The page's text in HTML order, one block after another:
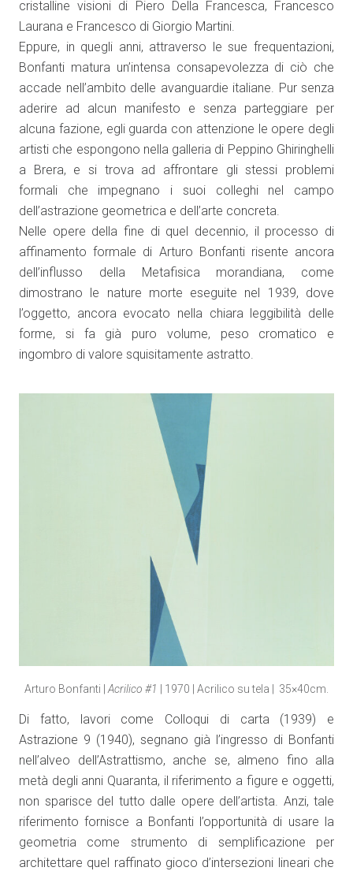
cristalline visioni di Piero Della Francesca, Francesco
Laurana e Francesco di Giorgio Martini.
Eppure, in quegli anni, attraverso le sue frequentazioni,
Bonfanti matura un’intensa consapevolezza di ciò che
accade nell’ambito delle avanguardie italiane. Pur senza
aderire ad alcun manifesto e senza parteggiare per
alcuna fazione, egli guarda con attenzione le opere degli
artisti che espongono nella galleria di Peppino Ghiringhelli
a Brera, e si trova ad affrontare gli stessi problemi
formali che impegnano i suoi colleghi nel campo
dell’astrazione geometrica e dell’arte concreta.
Nelle opere della fine di quel decennio, il processo di
affinamento formale di Arturo Bonfanti risente ancora
dell’influsso della Metafisica morandiana, come
dimostrano le nature morte eseguite nel 1939, dove
l’oggetto, ancora evocato nella chiara leggibilità delle
forme, si fa già puro volume, peso cromatico e
ingombro di valore squisitamente astratto.
Arturo Bonfanti | Acrilico #1 | 1970 | Acrilico su tela | 35×40cm.
Di fatto, lavori come Colloqui di carta (1939) e
Astrazione 9 (1940), segnano già l’ingresso di Bonfanti
nell’alveo dell’Astrattismo, anche se, almeno fino alla
metà degli anni Quaranta, il riferimento a figure e oggetti,
non sparisce del tutto dalle opere dell’artista. Anzi, tale
riferimento fornisce a Bonfanti l’opportunità di usare la
geometria come strumento di semplificazione per
architettare quel raffinato gioco d’intersezioni lineari che